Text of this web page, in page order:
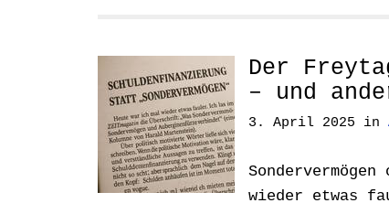
Der
– und
3. April 2025 in
wieder etwas